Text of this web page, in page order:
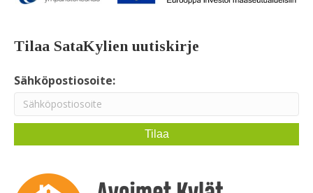
Tilaa SataKylien uutiskirje
Sähköpostiosoite: